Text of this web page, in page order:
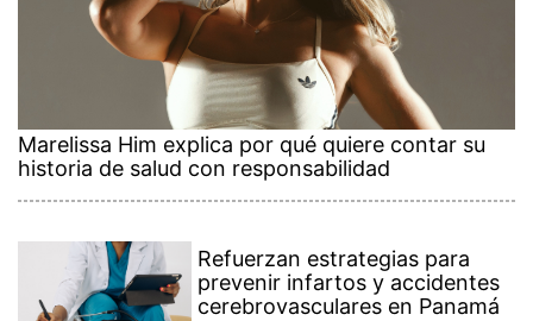
Marelissa Him explica por qué quiere contar su
historia de salud con responsabilidad
Refuerzan estrategias para
prevenir infartos y accidentes
cerebrovasculares en Panamá